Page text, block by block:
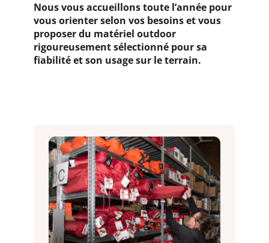
Nous vous accueillons toute l’année pour
vous orienter selon vos besoins et vous
proposer du matériel outdoor
rigoureusement sélectionné pour sa
fiabilité et son usage sur le terrain.